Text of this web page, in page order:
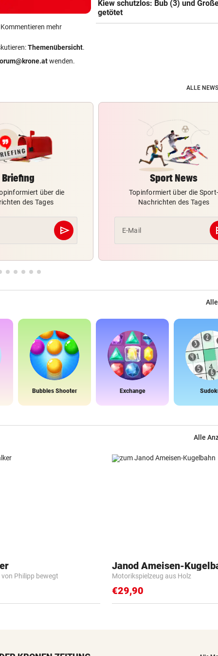
mehr
Themenübersicht.
wenden.
Kiew schutzlos: Bub (3) und
getötet
ALLE
Briefing
über die
des Tages
send
Abschicken
Sport News
Topinformiert über die Sport-
Nachrichten des Tages
E-Mail
Bubbles Shooter Exchange
Alle
Philipp bewegt
Janod Ameisen-
Motorikspielzeug aus Holz
€29,90